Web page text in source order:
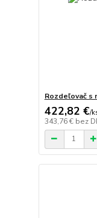
Rozdeľovač s
422,82 €/
343,76 € bez